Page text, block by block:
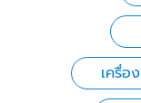
เครื่อ